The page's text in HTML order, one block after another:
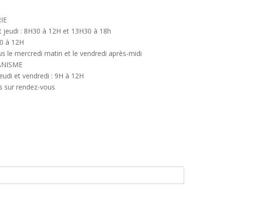
jeudi : 8H30 à 12H et 13H30 à 18h
à 12H
le mercredi matin et le vendredi après-midi
et vendredi : 9H à 12H
sur rendez-vous